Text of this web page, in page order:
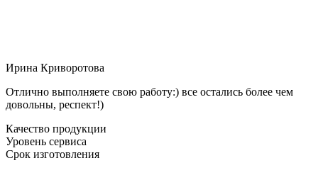
Ирина Криворотова
Отлично выполняете свою работу:) все остались более чем
довольны, респект!)
Качество продукции
Уровень сервиса
Срок изготовления